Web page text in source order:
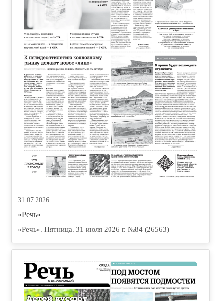
31.07.2026
«Речь»
«Речь». Пятница. 31 июля 2026 г. №84 (26563)